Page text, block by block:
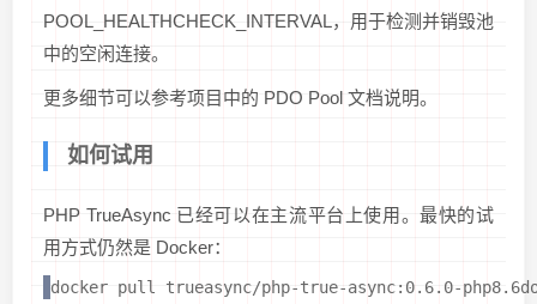
POOL_HEALTHCHECK_INTERVAL，用于检测并销毁池
中的空闲连接。
更多细节可以参考项目中的 PDO Pool 文档说明。
如何试用
PHP TrueAsync 已经可以在主流平台上使用。最快的试
用方式仍然是 Docker：
docker pull trueasync/php-true-async:0.6.0-